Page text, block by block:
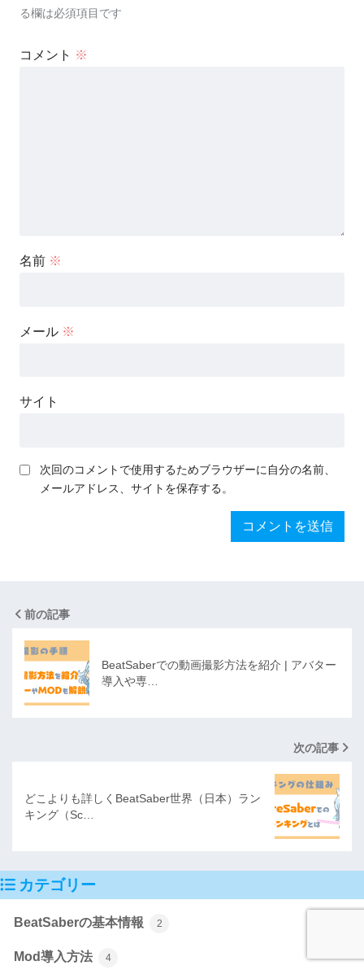
る欄は必須項目です
コメント ※
名前 ※
メール ※
サイト
次回のコメントで使用するためブラウザーに自分の名前、
メールアドレス、サイトを保存する。
前の記事
BeatSaberでの動画撮影方法を紹介 | アバター
導入や専…
次の記事
どこよりも詳しくBeatSaber世界（日本）ラン
キング（Sc…
カテゴリー
BeatSaberの基本情報 2
Mod導入方法 4